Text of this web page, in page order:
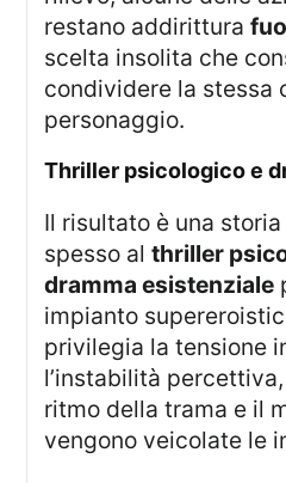
restano addirittura
scelta insolita che
condividere la stessa
personaggio.
thriller psicologico e
Il risultato è una storia che si avvicina
spesso althriller
dramma esistenziale
impianto
privilegia la tensione
l’instabilità
ritmo della trama e il
vengono veicolate le